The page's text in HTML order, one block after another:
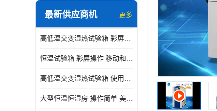
最新供应商机 更多
高低温交变湿热试验箱 彩屏操作 移动和放置方便
恒温试验箱 彩屏操作 移动和放置方便
高低温交变湿热试验箱 使用寿命长 优良外油漆
大型恒温恒湿房 操作简单 美观实用 清洁更方便